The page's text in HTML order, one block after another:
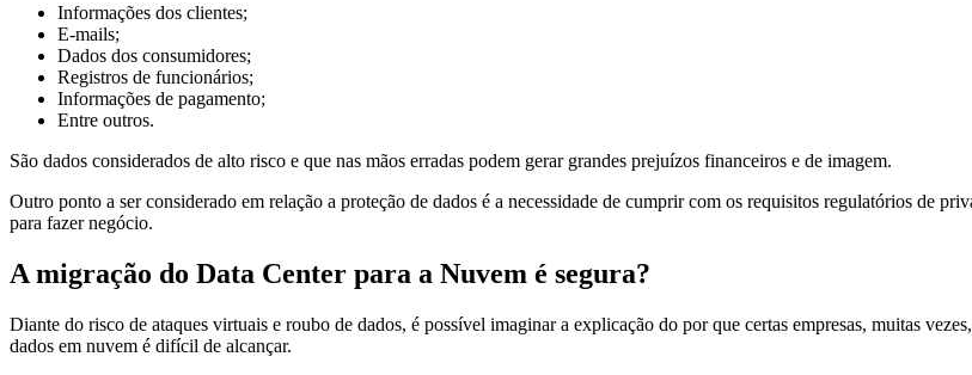
Informações dos clientes;
E-mails;
Dados dos consumidores;
Registros de funcionários;
Informações de pagamento;
Entre outros.
São dados considerados de alto risco e que nas mãos erradas podem gerar grandes prejuízos financeiros e de imagem.
Outro ponto a ser considerado em relação a proteção de dados é a necessidade de cumprir com os requisitos regulatórios de
para fazer negócio.
A migração do Data Center para a Nuvem é segura?
Diante do risco de ataques virtuais e roubo de dados, é possível imaginar a explicação do por que certas empresas, muitas
dados em nuvem é difícil de alcançar.